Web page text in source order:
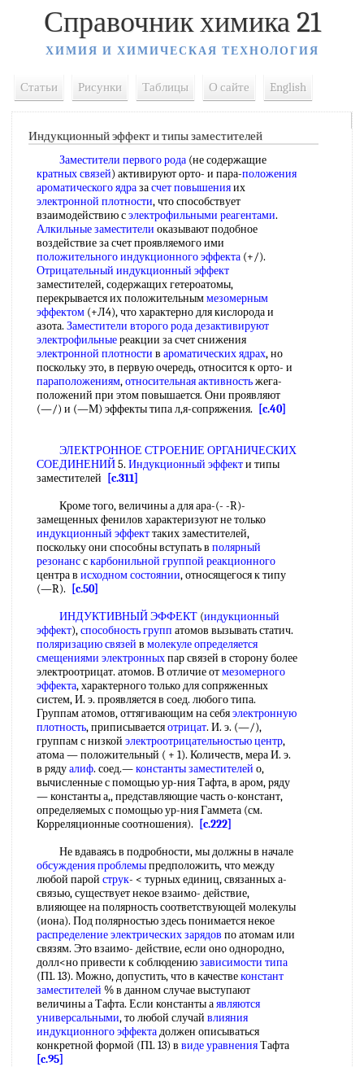
Справочник химика 21
ХИМИЯ И ХИМИЧЕСКАЯ ТЕХНОЛОГИЯ
Статьи Рисунки Таблицы О сайте English
Индукционный эффект и типы заместителей
Заместители первого рода (не содержащие
кратных связей) активируют орто- и пара-положения
ароматического ядразасчет повышенияих
электронной плотности, что способствует
взаимодействию сэлектрофильными реагентами.
Алкильные заместители оказывают подобное
воздействие за счет проявляемого ими
положительного индукционного эффекта (+/).
Отрицательный индукционный эффект
заместителей, содержащих гетероатомы,
перекрывается их положительныммезомерным
эффектом (+Л4), что характерно для кислорода и
азота. Заместители второго родадезактивируют
электрофильныереакции за счет снижения
электронной плотности в ароматических ядрах, но
поскольку это, в первую очередь, относится к орто- и
параположениям,относительная активностьжега-
положений при этом повышается. Они проявляют
(—/) и (—М) эффекты типа л,я-сопряжения.
[c.40]
ЭЛЕКТРОННОЕ СТРОЕНИЕ ОРГАНИЧЕСКИХ
СОЕДИНЕНИЙ5. Индукционный эффекти типы
заместителей
[c.311]
Кроме того, величины а для ара-(- -R)-
замещенных фенилов характеризуют не только
индукционный эффекттаких заместителей,
поскольку они способны вступать в полярный
резонансскарбонильной группой реакционного
центра в исходном состоянии, относящегося к типу
(—R).
[c.50]
ИНДУКТИВНЫЙ ЭФФЕКТ (индукционный
эффект),способность групп атомов вызывать статич.
поляризацию связей в молекуле определяется
смещениями электронныхпар связей в сторону более
электроотрицат. атомов. В отличие отмезомерного
эффекта, характерного только для сопряженных
систем, И. э. проявляется в соед. любого типа.
Группам атомов, оттягивающим на себяэлектронную
плотность, приписываетсяотрицат. И. э. (—/),
группам с низкой электроотрицательностью центр,
атома — положительный ( + 1). Количеств, мера И. э.
в рядуалиф. соед.—константы заместителей о,
вычисленные с помощью ур-ния Тафта, в аром, ряду
— константы а,, представляющие часть о-констант,
определяемых с помощью ур-ния Гаммета (см.
Корреляционные соотношения).
[c.222]
Не вдаваясь в подробности, мы должны в начале
обсуждения проблемыпредположить, что между
любой парой струк- < турных единиц, связанных а-
связью, существует некое взаимо- действие,
влияющее на полярность соответствующей молекулы
(иона). Под полярностью здесь понимается некое
распределение электрических зарядов по атомам или
связям. Это взаимо- действие, если оно однородно,
долл<но привести к соблюдениюзависимости типа
(П1. 13). Можно, допустить, что в качествеконстант
заместителей % в данном случае выступают
величины а Тафта. Если константы аявляются
универсальными, то любой случай влияния
индукционного эффектадолжен описываться
конкретной формой (П1. 13) в виде уравненияТафта
[c.95]